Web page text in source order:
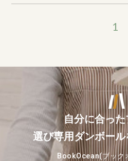
1
自分に合っ
選び専用ダンボール
BookOcean(ブック